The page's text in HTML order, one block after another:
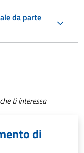
da parte
ti interessa
di